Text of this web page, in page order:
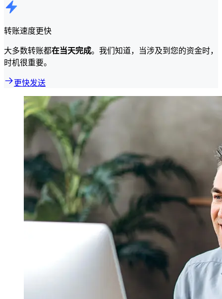
转账速度更快
大多数转账都在当天完成。我们知道，当涉及到您的资金时，
时机很重要。
更快发送